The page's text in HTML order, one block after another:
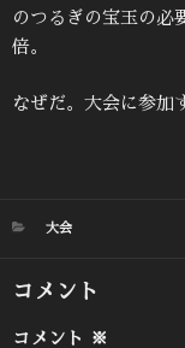
のつるぎの宝玉の必
倍。
なぜだ。大会に参加
カ
リ
大会
コメント
コメント ※